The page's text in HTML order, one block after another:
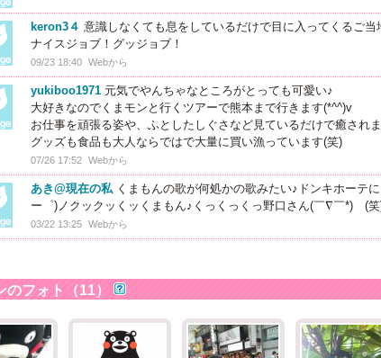
keron3４ 意識しなくても息をしているだけで目に入ってくるご当
ナイスジョブ！グッジョブ！
09/23 18:40 Webから
yukiboo1971 元気でやんちゃなところがとっても可愛い♪
大好きなのでくまモンと行くツアーで熊本まで行きます(*^^)v
お仕事を頑張る姿や、ふとしたしぐさなど見ているだけで癒さ
グッズも食品も大人ならではで大量に買い漁っています(笑)
07/26 17:52 Webから
あき@現在の私くまもんの歌が何処かの歌みたい♪ドンキホーテ
ー゜)ノクックッくッくまもん♪くっくっくっ野口さん(￣∇￣*)ゞ(
03/22 13:25 Webから
のフォト（11）